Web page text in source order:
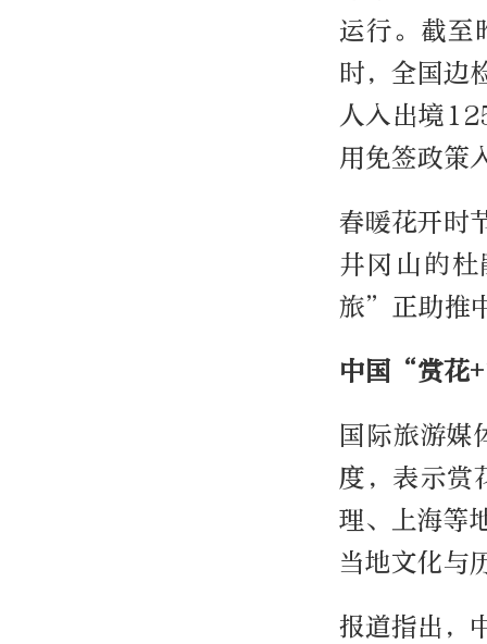
运行。截至
时，全国边
人入出境
用免签政策
春暖花开时
井冈山的
旅”正助推
中国“赏花
国际旅游媒
度，表示赏
理、上海等
当地文化与
报道指出，